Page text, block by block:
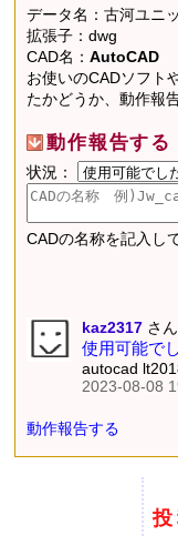
データ名：古河ユニ
拡張子：dwg
CAD名：AutoCAD
お使いのCADソフト
たかどうか、動作報
動作報告する
状況：
CADの名称を記入し
kaz2317 さ
使用可能で
autocad
2023-08-08
動作報告する